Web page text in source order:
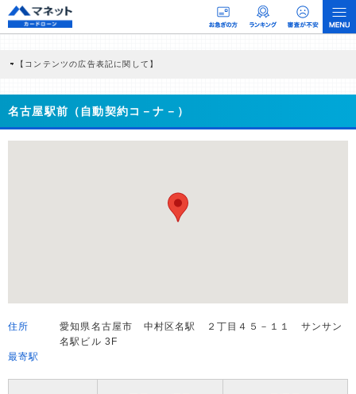
【コンテンツの広告表記に関して】
商品を根拠なくPRするものではなく、当編集部の調査／ユーザーへの口コミ収集な
どに基づき、公平性を担保した情報提供を行っています。
>提携企業一覧
名古屋駅前（自動契約コ－ナ－）
住所
愛知県名古屋市 中村区名駅 ２丁目４５－１１ サンサン
名駅ビル 3F
最寄駅